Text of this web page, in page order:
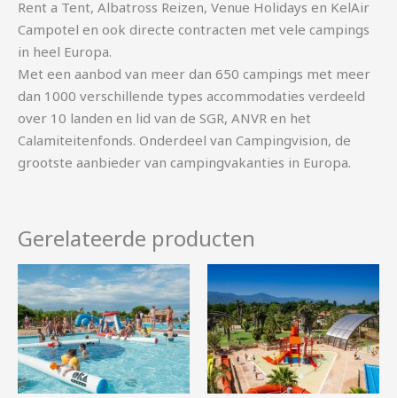
Rent a Tent, Albatross Reizen, Venue Holidays en KelAir
Campotel en ook directe contracten met vele campings
in heel Europa.
Met een aanbod van meer dan 650 campings met meer
dan 1000 verschillende types accommodaties verdeeld
over 10 landen en lid van de SGR, ANVR en het
Calamiteitenfonds. Onderdeel van Campingvision, de
grootste aanbieder van campingvakanties in Europa.
Gerelateerde producten